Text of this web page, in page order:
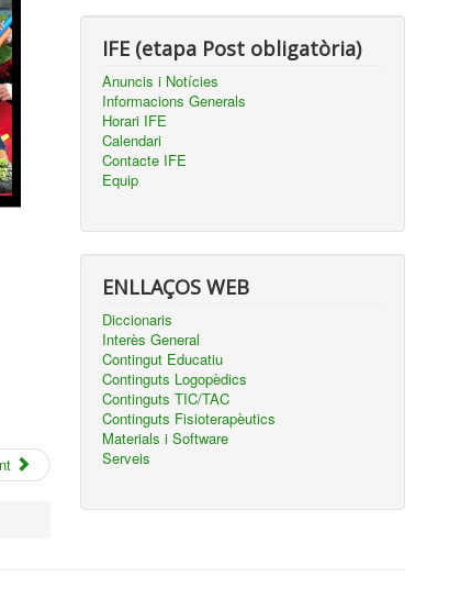
IFE (etapa Post obligatòria)
Anuncis i Notícies
Informacions Generals
Horari IFE
Calendari
Contacte IFE
Equip
ENLLAÇOS WEB
Diccionaris
Interès General
Contingut Educatiu
Continguts Logopèdics
Continguts TIC/TAC
Continguts Fisioterapèutics
Materials i Software
Serveis